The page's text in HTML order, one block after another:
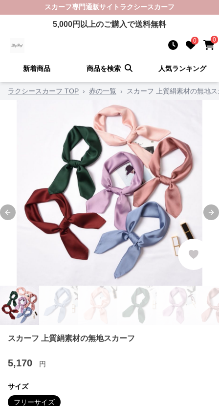
スカーフ専門通販サイト ラクシースカーフ
5,000円以上のご購入で送料無料
0 0
新着商品 商品を検索 人気ランキング
ラクシースカーフ TOP › 赤の一覧 › スカーフ 上質絹素材の無地
Previous slide
スカーフ 上質絹素材の無地スカーフ
5,170 円
サイズ
フリーサイズ